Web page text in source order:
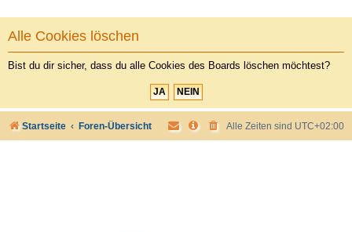
Alle Cookies löschen
Bist du dir sicher, dass du alle Cookies des Boards löschen möchtest?
Startseite Foren-Übersicht Alle Zeiten sind UTC+02:00